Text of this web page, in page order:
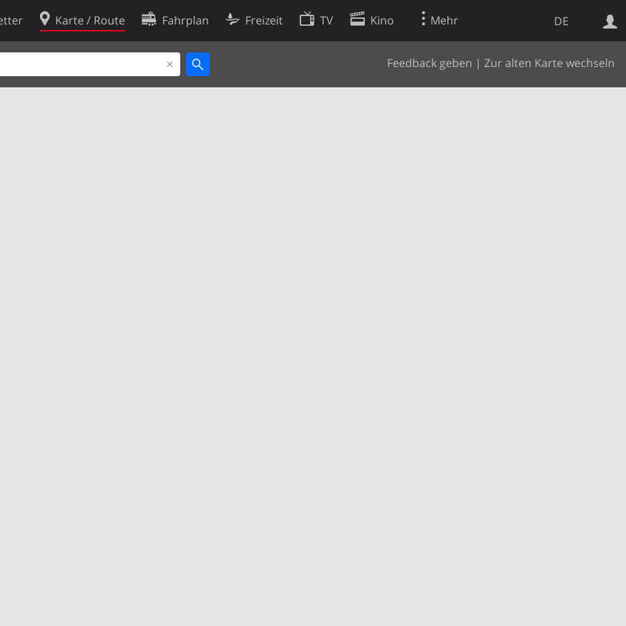
DE
Karte / Route Fahrplan Freizeit TV Kino Mehr
Feedback geben | Zur alten Karte wechseln
Websuche
Cookie-Richtlinie
Cookie-Einstellungen